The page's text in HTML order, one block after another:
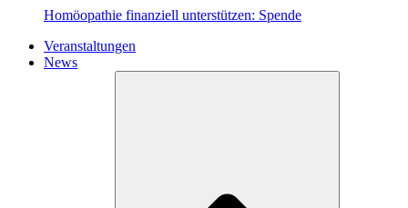
Homöopathie finanziell unterstützen: Spende
Veranstaltungen
News